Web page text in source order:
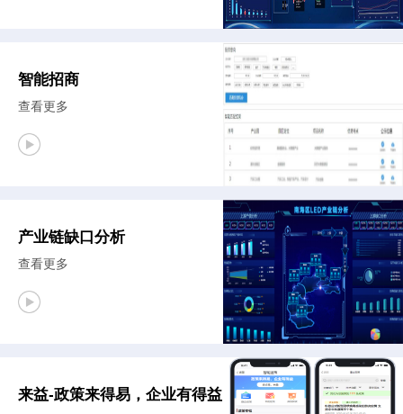
智能招商
查看更多
产业链缺口分析
查看更多
来益-政策来得易，企业有得益